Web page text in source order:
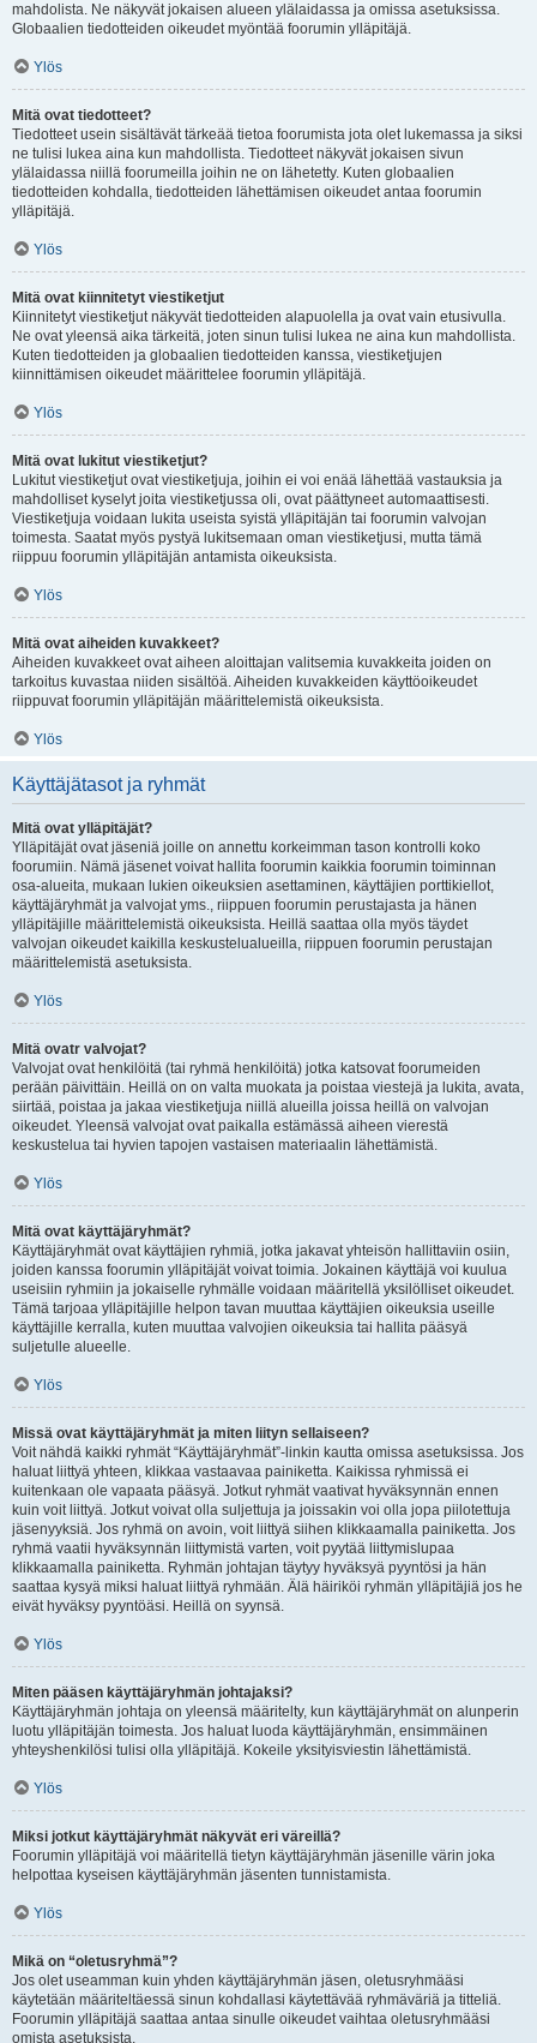
mahdolista. Ne näkyvät jokaisen alueen ylälaidassa ja omissa asetuksissa.
Globaalien tiedotteiden oikeudet myöntää foorumin ylläpitäjä.
Ylös
Mitä ovat tiedotteet?
Tiedotteet usein sisältävät tärkeää tietoa foorumista jota olet lukemassa ja siksi
ne tulisi lukea aina kun mahdollista. Tiedotteet näkyvät jokaisen sivun
ylälaidassa niillä foorumeilla joihin ne on lähetetty. Kuten globaalien
tiedotteiden kohdalla, tiedotteiden lähettämisen oikeudet antaa foorumin
ylläpitäjä.
Ylös
Mitä ovat kiinnitetyt viestiketjut
Kiinnitetyt viestiketjut näkyvät tiedotteiden alapuolella ja ovat vain etusivulla.
Ne ovat yleensä aika tärkeitä, joten sinun tulisi lukea ne aina kun mahdollista.
Kuten tiedotteiden ja globaalien tiedotteiden kanssa, viestiketjujen
kiinnittämisen oikeudet määrittelee foorumin ylläpitäjä.
Ylös
Mitä ovat lukitut viestiketjut?
Lukitut viestiketjut ovat viestiketjuja, joihin ei voi enää lähettää vastauksia ja
mahdolliset kyselyt joita viestiketjussa oli, ovat päättyneet automaattisesti.
Viestiketjuja voidaan lukita useista syistä ylläpitäjän tai foorumin valvojan
toimesta. Saatat myös pystyä lukitsemaan oman viestiketjusi, mutta tämä
riippuu foorumin ylläpitäjän antamista oikeuksista.
Ylös
Mitä ovat aiheiden kuvakkeet?
Aiheiden kuvakkeet ovat aiheen aloittajan valitsemia kuvakkeita joiden on
tarkoitus kuvastaa niiden sisältöä. Aiheiden kuvakkeiden käyttöoikeudet
riippuvat foorumin ylläpitäjän määrittelemistä oikeuksista.
Ylös
Käyttäjätasot ja ryhmät
Mitä ovat ylläpitäjät?
Ylläpitäjät ovat jäseniä joille on annettu korkeimman tason kontrolli koko
foorumiin. Nämä jäsenet voivat hallita foorumin kaikkia foorumin toiminnan
osa-alueita, mukaan lukien oikeuksien asettaminen, käyttäjien porttikiellot,
käyttäjäryhmät ja valvojat yms., riippuen foorumin perustajasta ja hänen
ylläpitäjille määrittelemistä oikeuksista. Heillä saattaa olla myös täydet
valvojan oikeudet kaikilla keskustelualueilla, riippuen foorumin perustajan
määrittelemistä asetuksista.
Ylös
Mitä ovatr valvojat?
Valvojat ovat henkilöitä (tai ryhmä henkilöitä) jotka katsovat foorumeiden
perään päivittäin. Heillä on on valta muokata ja poistaa viestejä ja lukita, avata,
siirtää, poistaa ja jakaa viestiketjuja niillä alueilla joissa heillä on valvojan
oikeudet. Yleensä valvojat ovat paikalla estämässä aiheen vierestä
keskustelua tai hyvien tapojen vastaisen materiaalin lähettämistä.
Ylös
Mitä ovat käyttäjäryhmät?
Käyttäjäryhmät ovat käyttäjien ryhmiä, jotka jakavat yhteisön hallittaviin osiin,
joiden kanssa foorumin ylläpitäjät voivat toimia. Jokainen käyttäjä voi kuulua
useisiin ryhmiin ja jokaiselle ryhmälle voidaan määritellä yksilölliset oikeudet.
Tämä tarjoaa ylläpitäjille helpon tavan muuttaa käyttäjien oikeuksia useille
käyttäjille kerralla, kuten muuttaa valvojien oikeuksia tai hallita pääsyä
suljetulle alueelle.
Ylös
Missä ovat käyttäjäryhmät ja miten liityn sellaiseen?
Voit nähdä kaikki ryhmät “Käyttäjäryhmät”-linkin kautta omissa asetuksissa. Jos
haluat liittyä yhteen, klikkaa vastaavaa painiketta. Kaikissa ryhmissä ei
kuitenkaan ole vapaata pääsyä. Jotkut ryhmät vaativat hyväksynnän ennen
kuin voit liittyä. Jotkut voivat olla suljettuja ja joissakin voi olla jopa piilotettuja
jäsenyyksiä. Jos ryhmä on avoin, voit liittyä siihen klikkaamalla painiketta. Jos
ryhmä vaatii hyväksynnän liittymistä varten, voit pyytää liittymislupaa
klikkaamalla painiketta. Ryhmän johtajan täytyy hyväksyä pyyntösi ja hän
saattaa kysyä miksi haluat liittyä ryhmään. Älä häiriköi ryhmän ylläpitäjiä jos he
eivät hyväksy pyyntöäsi. Heillä on syynsä.
Ylös
Miten pääsen käyttäjäryhmän johtajaksi?
Käyttäjäryhmän johtaja on yleensä määritelty, kun käyttäjäryhmät on alunperin
luotu ylläpitäjän toimesta. Jos haluat luoda käyttäjäryhmän, ensimmäinen
yhteyshenkilösi tulisi olla ylläpitäjä. Kokeile yksityisviestin lähettämistä.
Ylös
Miksi jotkut käyttäjäryhmät näkyvät eri väreillä?
Foorumin ylläpitäjä voi määritellä tietyn käyttäjäryhmän jäsenille värin joka
helpottaa kyseisen käyttäjäryhmän jäsenten tunnistamista.
Ylös
Mikä on “oletusryhmä”?
Jos olet useamman kuin yhden käyttäjäryhmän jäsen, oletusryhmääsi
käytetään määriteltäessä sinun kohdallasi käytettävää ryhmäväriä ja titteliä.
Foorumin ylläpitäjä saattaa antaa sinulle oikeudet vaihtaa oletusryhmääsi
omista asetuksista.